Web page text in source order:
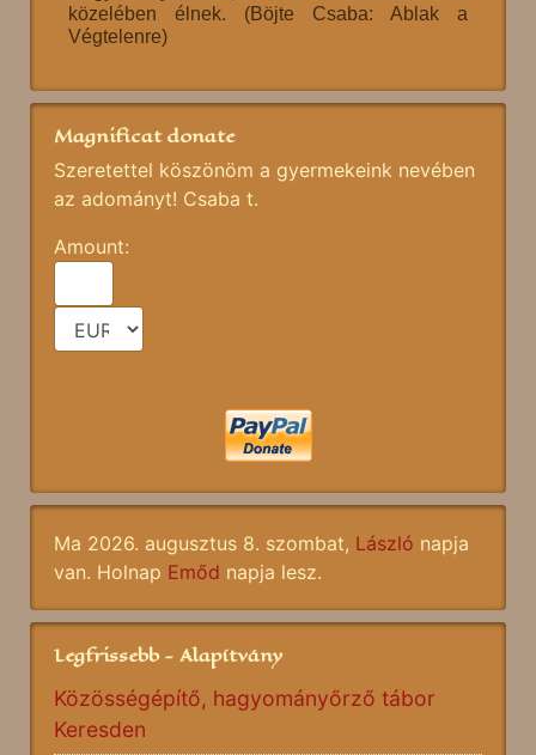
közelében élnek. (Böjte Csaba: Ablak a
Végtelenre)
Magnificat donate
Szeretettel köszönöm a gyermekeink nevében
az adományt! Csaba t.
Amount:
Ma 2026. augusztus 8. szombat, László napja
van. Holnap Emőd napja lesz.
Legfrissebb - Alapítvány
Közösségépítő, hagyományőrző tábor
Keresden